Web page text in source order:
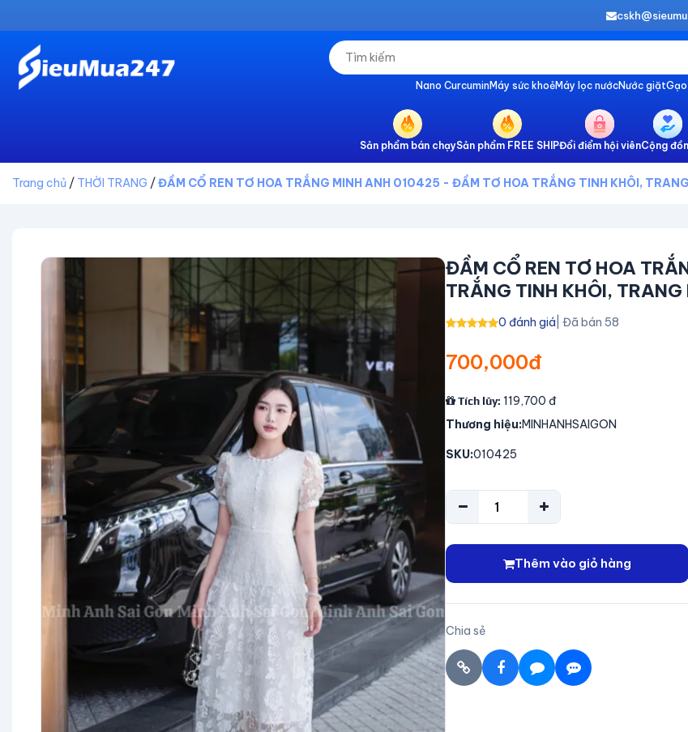
Nano Curcumin Máy sức khoẻMáy lọc nướcNước giặtGạo
Sản phẩm bán chạySản phẩm FREE SHIPĐổi điểm hội viênCộng
Trang chủ / THỜI TRANG /ĐẦM CỔ REN TƠ HOA TRẮNG MINH ANH 010425 - ĐẦM TƠ HOA TRẮNG TINH KHÔI,
ĐẦM CỔ REN TƠ HOA
TRẮNG TINH KHÔI, TRANG
0 đánh giá | Đã bán 58
700,000đ
Tích lũy: 119,700 đ
Thương hiệu:MINHANHSAIGON
SKU:010425
Thêm vào giỏ hàng
Chia sẻ